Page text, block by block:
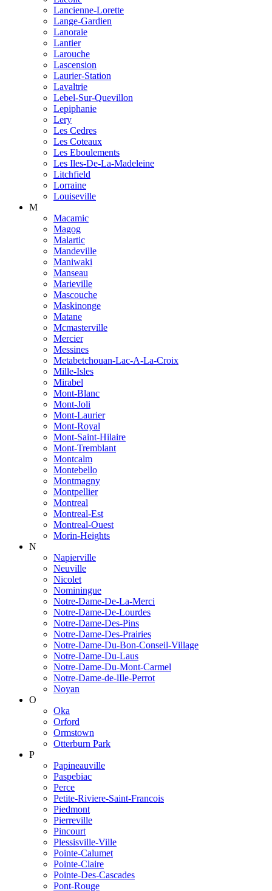
Lancienne-Lorette
Lange-Gardien
Lanoraie
Lantier
Larouche
Lascension
Laurier-Station
Lavaltrie
Lebel-Sur-Quevillon
Lepiphanie
Lery
Les Cedres
Les Coteaux
Les Eboulements
Les Iles-De-La-Madeleine
Litchfield
Lorraine
Louiseville
M
Macamic
Magog
Malartic
Mandeville
Maniwaki
Manseau
Marieville
Mascouche
Maskinonge
Matane
Mcmasterville
Mercier
Messines
Metabetchouan-Lac-A-La-Croix
Mille-Isles
Mirabel
Mont-Blanc
Mont-Joli
Mont-Laurier
Mont-Royal
Mont-Saint-Hilaire
Mont-Tremblant
Montcalm
Montebello
Montmagny
Montpellier
Montreal
Montreal-Est
Montreal-Ouest
Morin-Heights
N
Napierville
Neuville
Nicolet
Nominingue
Notre-Dame-De-La-Merci
Notre-Dame-De-Lourdes
Notre-Dame-Des-Pins
Notre-Dame-Des-Prairies
Notre-Dame-Du-Bon-Conseil-Village
Notre-Dame-Du-Laus
Notre-Dame-Du-Mont-Carmel
Notre-Dame-de-lIle-Perrot
Noyan
O
Oka
Orford
Ormstown
Otterburn Park
P
Papineauville
Paspebiac
Perce
Petite-Riviere-Saint-Francois
Piedmont
Pierreville
Pincourt
Plessisville-Ville
Pointe-Calumet
Pointe-Claire
Pointe-Des-Cascades
Pont-Rouge